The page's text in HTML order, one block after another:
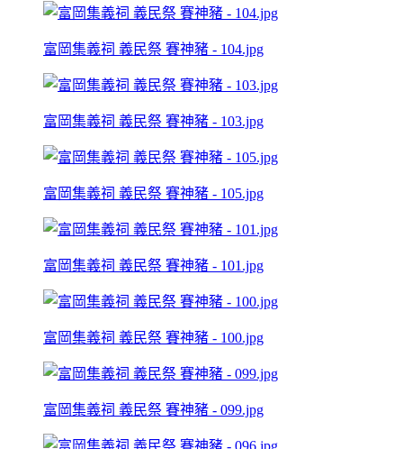
富岡集義祠 義民祭 賽神豬 - 104.jpg
富岡集義祠 義民祭 賽神豬 - 103.jpg
富岡集義祠 義民祭 賽神豬 - 105.jpg
富岡集義祠 義民祭 賽神豬 - 101.jpg
富岡集義祠 義民祭 賽神豬 - 100.jpg
富岡集義祠 義民祭 賽神豬 - 099.jpg